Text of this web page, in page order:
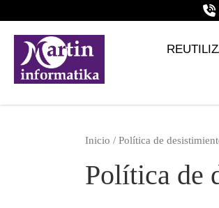
Inicio / Política de
Política de